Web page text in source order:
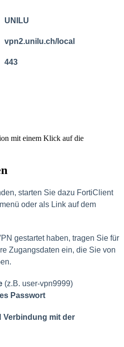
UNILU
vpn2.unilu.ch/local
443
mit einem Klick auf die
starten Sie dazu FortiClient
oder als Link auf dem
gestartet haben, tragen Sie für
Zugangsdaten ein, die Sie von
(z.B. user-vpn9999)
Passwort
Verbindung mit der